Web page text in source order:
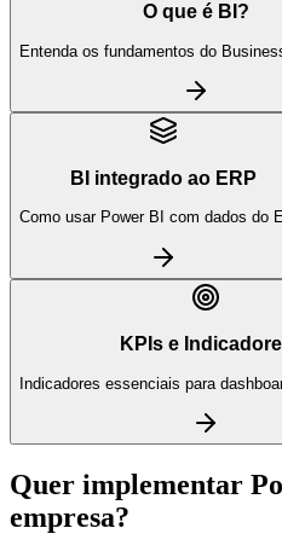
O que é BI?
Entenda os fundamentos do
BI integrado ao ERP
Como usar Power BI com dados do
KPIs e
Indicadores essenciais para
Quer implementar
empresa?